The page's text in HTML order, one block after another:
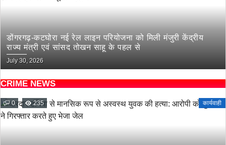
डोंगरगढ़-कटघोरा नई रेल लाइन परियोजना को मिली मंजुरी केंद्रीय
राज्य मंत्री एवं सांसद तोखन साहू के पहल से
July 30, 2026
CRIME NEWS
0 235 कार्यवाही